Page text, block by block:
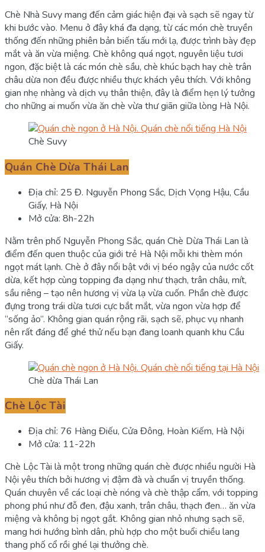
Chè Nhà Suvy mang đến cảm giác hiện đại và sạch sẽ ngay từ
khi bước vào. Menu ở đây khá đa dạng, từ các món chè truyền
thống đến những phiên bản biến tấu mới lạ, được trình bày đẹp
mắt và ăn vừa miệng. Chè không quá ngọt, nguyên liệu tươi
ngon, đặc biệt là các món chè sầu, chè khúc bạch hay chè trân
châu dừa non đều được nhiều thực khách yêu thích. Với không
gian nhẹ nhàng và dịch vụ thân thiện, đây là điểm hẹn lý tưởng
cho những ai muốn vừa ăn chè vừa thư giãn giữa lòng Hà Nội.
Chè Suvy
Quán Chè Dừa Thái Lan
Địa chỉ: 25 Đ. Nguyễn Phong Sắc, Dịch Vọng Hậu, Cầu
Giấy, Hà Nội
Mở cửa: 8h-22h
Nằm trên phố Nguyễn Phong Sắc, quán Chè Dừa Thái Lan là
điểm đến quen thuộc của giới trẻ Hà Nội mỗi khi thèm món
ngọt mát lạnh. Chè ở đây nổi bật với vị béo ngậy của nước cốt
dừa, kết hợp cùng topping đa dạng như thạch, trân châu, mít,
sầu riêng – tạo nên hương vị vừa lạ vừa cuốn. Phần chè được
đựng trong trái dừa tươi cực bắt mắt, vừa ngon vừa hợp để
“sống ảo”. Không gian quán rộng rãi, sạch sẽ, phục vụ nhanh
nên rất đáng để ghé thử nếu bạn đang loanh quanh khu Cầu
Giấy.
Chè dừa Thái Lan
Chè Lộc Tài
Địa chỉ: 76 Hàng Điếu, Cửa Đông, Hoàn Kiếm, Hà Nội
Mở cửa: 11-22h
Chè Lộc Tài là một trong những quán chè được nhiều người Hà
Nội yêu thích bởi hương vị đậm đà và chuẩn vị truyền thống.
Quán chuyên về các loại chè nóng và chè thập cẩm, với topping
phong phú như đỗ đen, đậu xanh, trân châu, thạch đen… ăn vừa
miệng và không bị ngọt gắt. Không gian nhỏ nhưng sạch sẽ,
mang hơi hướng bình dân, phù hợp cho một buổi chiều lang
thang phố cổ rồi ghé lại thưởng chè.